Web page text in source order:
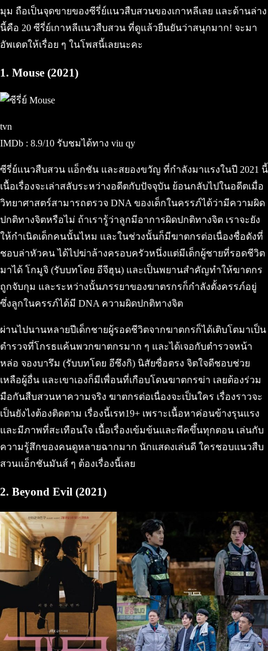
มุม ถือเป็นจุดขายของซีรี่ย์แนวสืบสวนของเกาหลีเลย และด้านล่าง
นี้คือ 20 ซีรี่ย์เกาหลีแนวสืบสวน ที่ดูแล้วยืนยันว่าสนุกมาก! จะมา
อัพเดตให้เรื่อย ๆ ในโพสนี้เลยนะคะ
1. Mouse (2021)
tvn
IMDb : 8.9/10 รับชมได้ทาง viu qy
ซีรี่ย์แนวสืบสวน แอ็กชัน และสยองขวัญ ที่กำลังมาแรงในปี 2021 นี้
เนื้อเรื่องจะเล่าสลับระหว่างอดีตกับปัจจุบัน ย้อนกลับไปในอดีตเมื่อ
วิทยาศาสตร์สามารถตรวจ DNA ของเด็กในครรภ์ได้ว่ามีความผิด
ปกติทางจิตหรือไม่ ถ้าเรารู้ว่าลูกมีอาการผิดปกติทางจิต เราจะยัง
ให้กำเนิดเด็กคนนั้นไหม และในช่วงนั้นก็มีฆาตกรต่อเนื่องชื่อดังที่
ชอบล่าหัวคน ได้ไปฆ่าล้างครอบครัวหนึ่งแต่มีเด็กผู้ชายที่รอดชีวิต
มาได้ โกมูจิ (รับบทโดย อีจีฮุน) และเป็นพยานสำคัญทำให้ฆาตกร
ถูกจับกุม และระหว่างนั้นภรรยาของฆาตรกรก็กำลังตั้งครรภ์อยู่
ซึ่งลูกในครรภ์ได้มี DNA ความผิดปกติทางจิต
ผ่านไปนานหลายปีเด็กชายผู้รอดชีวิตจากฆาตกรก็ได้เติบโตมาเป็น
ตำรวจที่โกรธแค้นพวกฆาตกรมาก ๆ และได้เจอกับตำรวจหน้า
หล่อ จองบารึม (รับบทโดย อีซึงกิ) นิสัยซื่อตรง จิตใจดีชอบช่วย
เหลือผู้อื่น และเขาเองก็มีเพื่อนที่เกือบโดนฆาตกรฆ่า เลยต้องร่วม
มือกันสืบสวนหาความจริง ฆาตกรต่อเนื่องจะเป็นใคร เรื่องราวจะ
เป็นยังไงต้องติดตาม เรื่องนี้เรท19+ เพราะเนื้อหาค่อนข้างรุนแรง
และมีภาพที่สะเทือนใจ เนื้อเรื่องเข้มข้นและพีคขึ้นทุกตอน เล่นกับ
ความรู้สึกของคนดูหลายฉากมาก นักแสดงเล่นดี ใครชอบแนวสืบ
สวนแอ็กชันมันส์ ๆ ต้องเรื่องนี้เลย
2. Beyond Evil (2021)